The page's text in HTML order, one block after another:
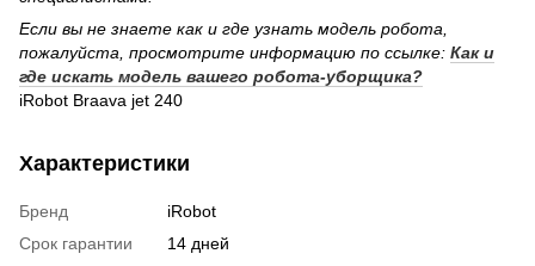
Если вы не знаете как и где узнать модель робота,
пожалуйста, просмотрите информацию по ссылке: Как и
где искать модель вашего робота-уборщика?
iRobot Braava jet 240
Характеристики
Бренд
iRobot
Срок гарантии
14 дней